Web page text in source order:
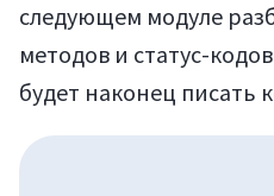
следующем модуле
методов и статус-
будет наконец писать